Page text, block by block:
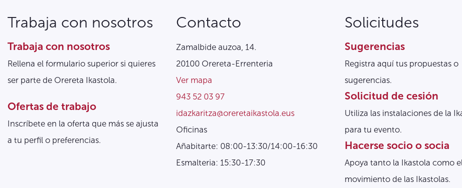
Trabaja con nosotros
Trabaja con nosotros
Rellena el formulario superior si quieres
ser parte de Orereta Ikastola.
Ofertas de trabajo
Inscríbete en la oferta que más se ajusta
a tu perfil o preferencias.
Contacto
Zamalbide auzoa, 14.
20100 Orereta-Errenteria
Ver mapa
943 52 03 97
idazkaritza@oreretaikastola.eus
Oficinas
Añabitarte: 08:00-13:30/14:00-16:30
Esmalteria: 15:30-17:30
Solicitudes
Sugerencias
Registra aquí tus propuestas o
sugerencias.
Solicitud de cesión
Utiliza las instalaciones de la
para tu evento.
Hacerse socio o socia
Apoya tanto la Ikastola como
movimiento de las Ikastolas.